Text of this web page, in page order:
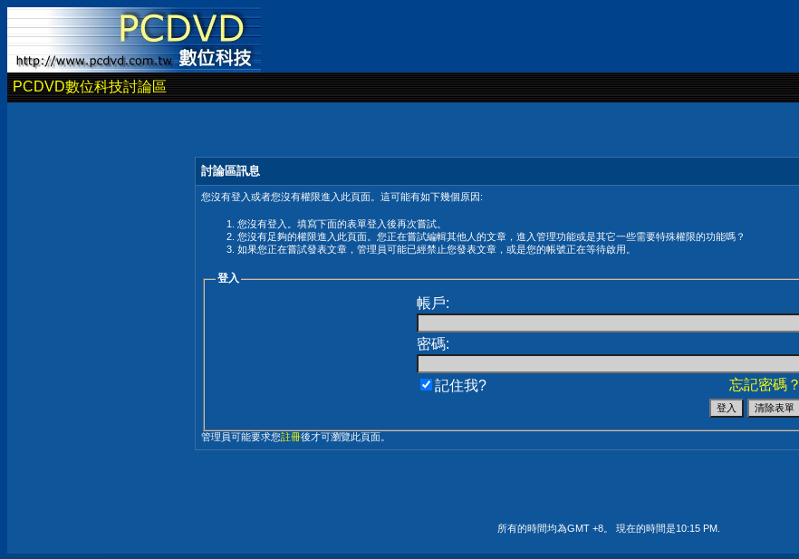
PCDVD數位科技討論區
討論區訊息
您沒有登入或者您沒有權限進入此頁面。這可能有如下幾個原因:
您沒有登入。填寫下面的表單登入後再次嘗試。
您沒有足夠的權限進入此頁面。您正在嘗試編輯其他人的文章，進入管理功能或是其它一些需要特殊權限的功能嗎？
如果您正在嘗試發表文章，管理員可能已經禁止您發表文章，或是您的帳號正在等待啟用。
登入
帳戶:
密碼:
忘記密碼？
記住我?
管理員可能要求您註冊後才可瀏覽此頁面。
所有的時間均為GMT +8。 現在的時間是10:15 PM